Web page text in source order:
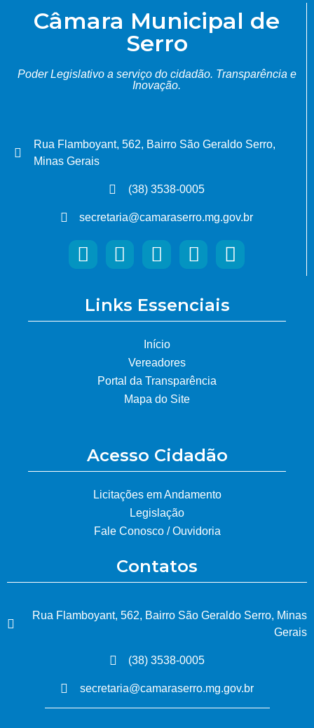
Câmara Municipal de
Serro
Poder Legislativo a serviço do cidadão. Transparência e
Inovação.
Rua Flamboyant, 562, Bairro São Geraldo Serro,
Minas Gerais
(38) 3538-0005
secretaria@camaraserro.mg.gov.br
Links Essenciais
Início
Vereadores
Portal da Transparência
Mapa do Site
Acesso Cidadão
Licitações em Andamento
Legislação
Fale Conosco / Ouvidoria
Contatos
Rua Flamboyant, 562, Bairro São Geraldo Serro, Minas
Gerais
(38) 3538-0005
secretaria@camaraserro.mg.gov.br